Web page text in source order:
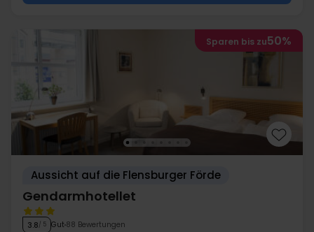
Sparen bis zu50%
Aussicht auf die Flensburger Förde
Gendarmhotellet
3.8/ 5 Gut 88 Bewertungen